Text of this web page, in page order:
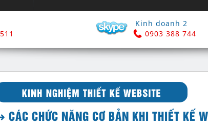
Kinh doanh 2
0903 388 744
CÁC CHỨC NĂNG CƠ BẢN KHI THIẾT KẾ